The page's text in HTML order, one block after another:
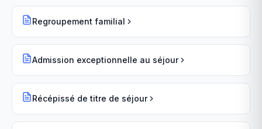
Regroupement familial
Admission exceptionnelle au séjour
Récépissé de titre de séjour